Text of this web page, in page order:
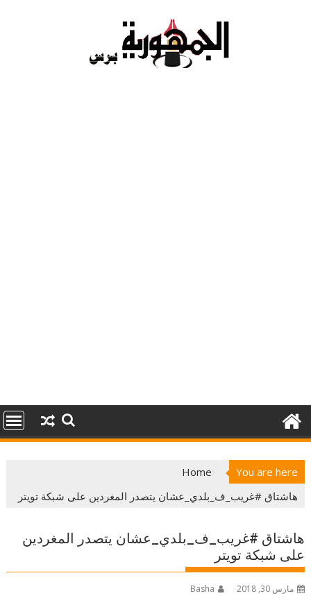
You are here
Home
هاشتاق #غريب_ف_بلدي_عشان يتصدر المغردين على شبكة تويتر
هاشتاق #غريب_ف_بلدي_عشان يتصدر المغردين
على شبكة تويتر
مارس 30, 2018 Basha